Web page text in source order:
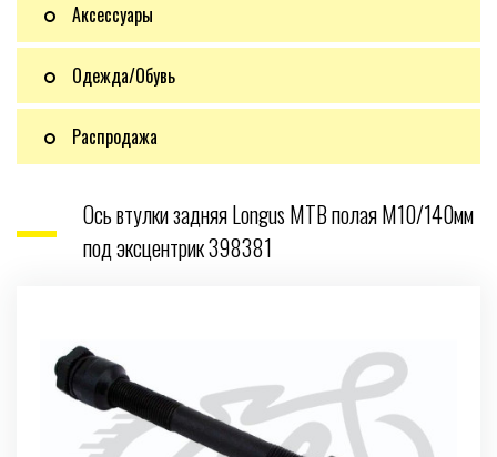
Аксессуары
Одежда/Обувь
Распродажа
Ось втулки задняя Longus MTB полая М10/140мм
под эксцентрик 398381